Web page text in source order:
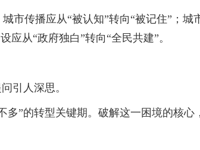
播应从“被认知”转向“被记住”；城
应从“政府独白”转向“全民共建”。
引人深思。
的转型关键期。破解这一困境的核心